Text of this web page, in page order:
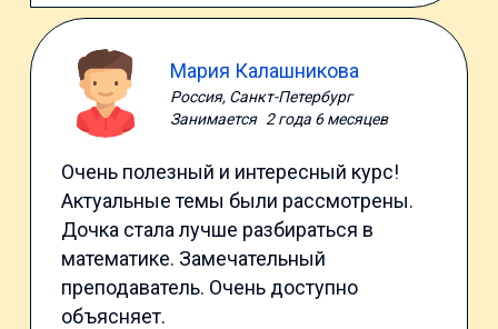
Мария Калашникова
Россия, Санкт-Петербург
Занимается 2 года 6 месяцев
Очень полезный и интересный курс!
Актуальные темы были рассмотрены.
Дочка стала лучше разбираться в
математике. Замечательный
преподаватель. Очень доступно
объясняет.